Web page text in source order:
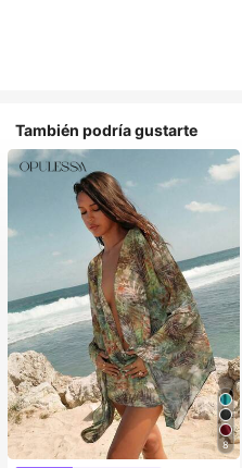
También podría gustarte
8